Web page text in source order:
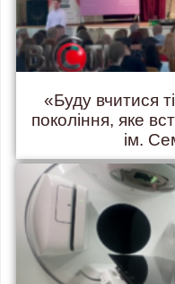
«Буду вчитися
покоління, яке
ім.